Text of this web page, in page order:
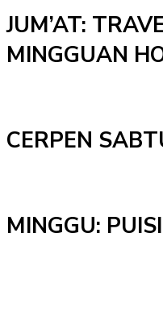
JUM’AT:
MINGGUAN
CERPEN
MINGGU: